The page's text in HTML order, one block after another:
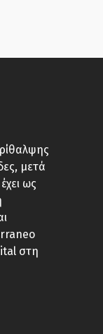
μετά
ως
στη